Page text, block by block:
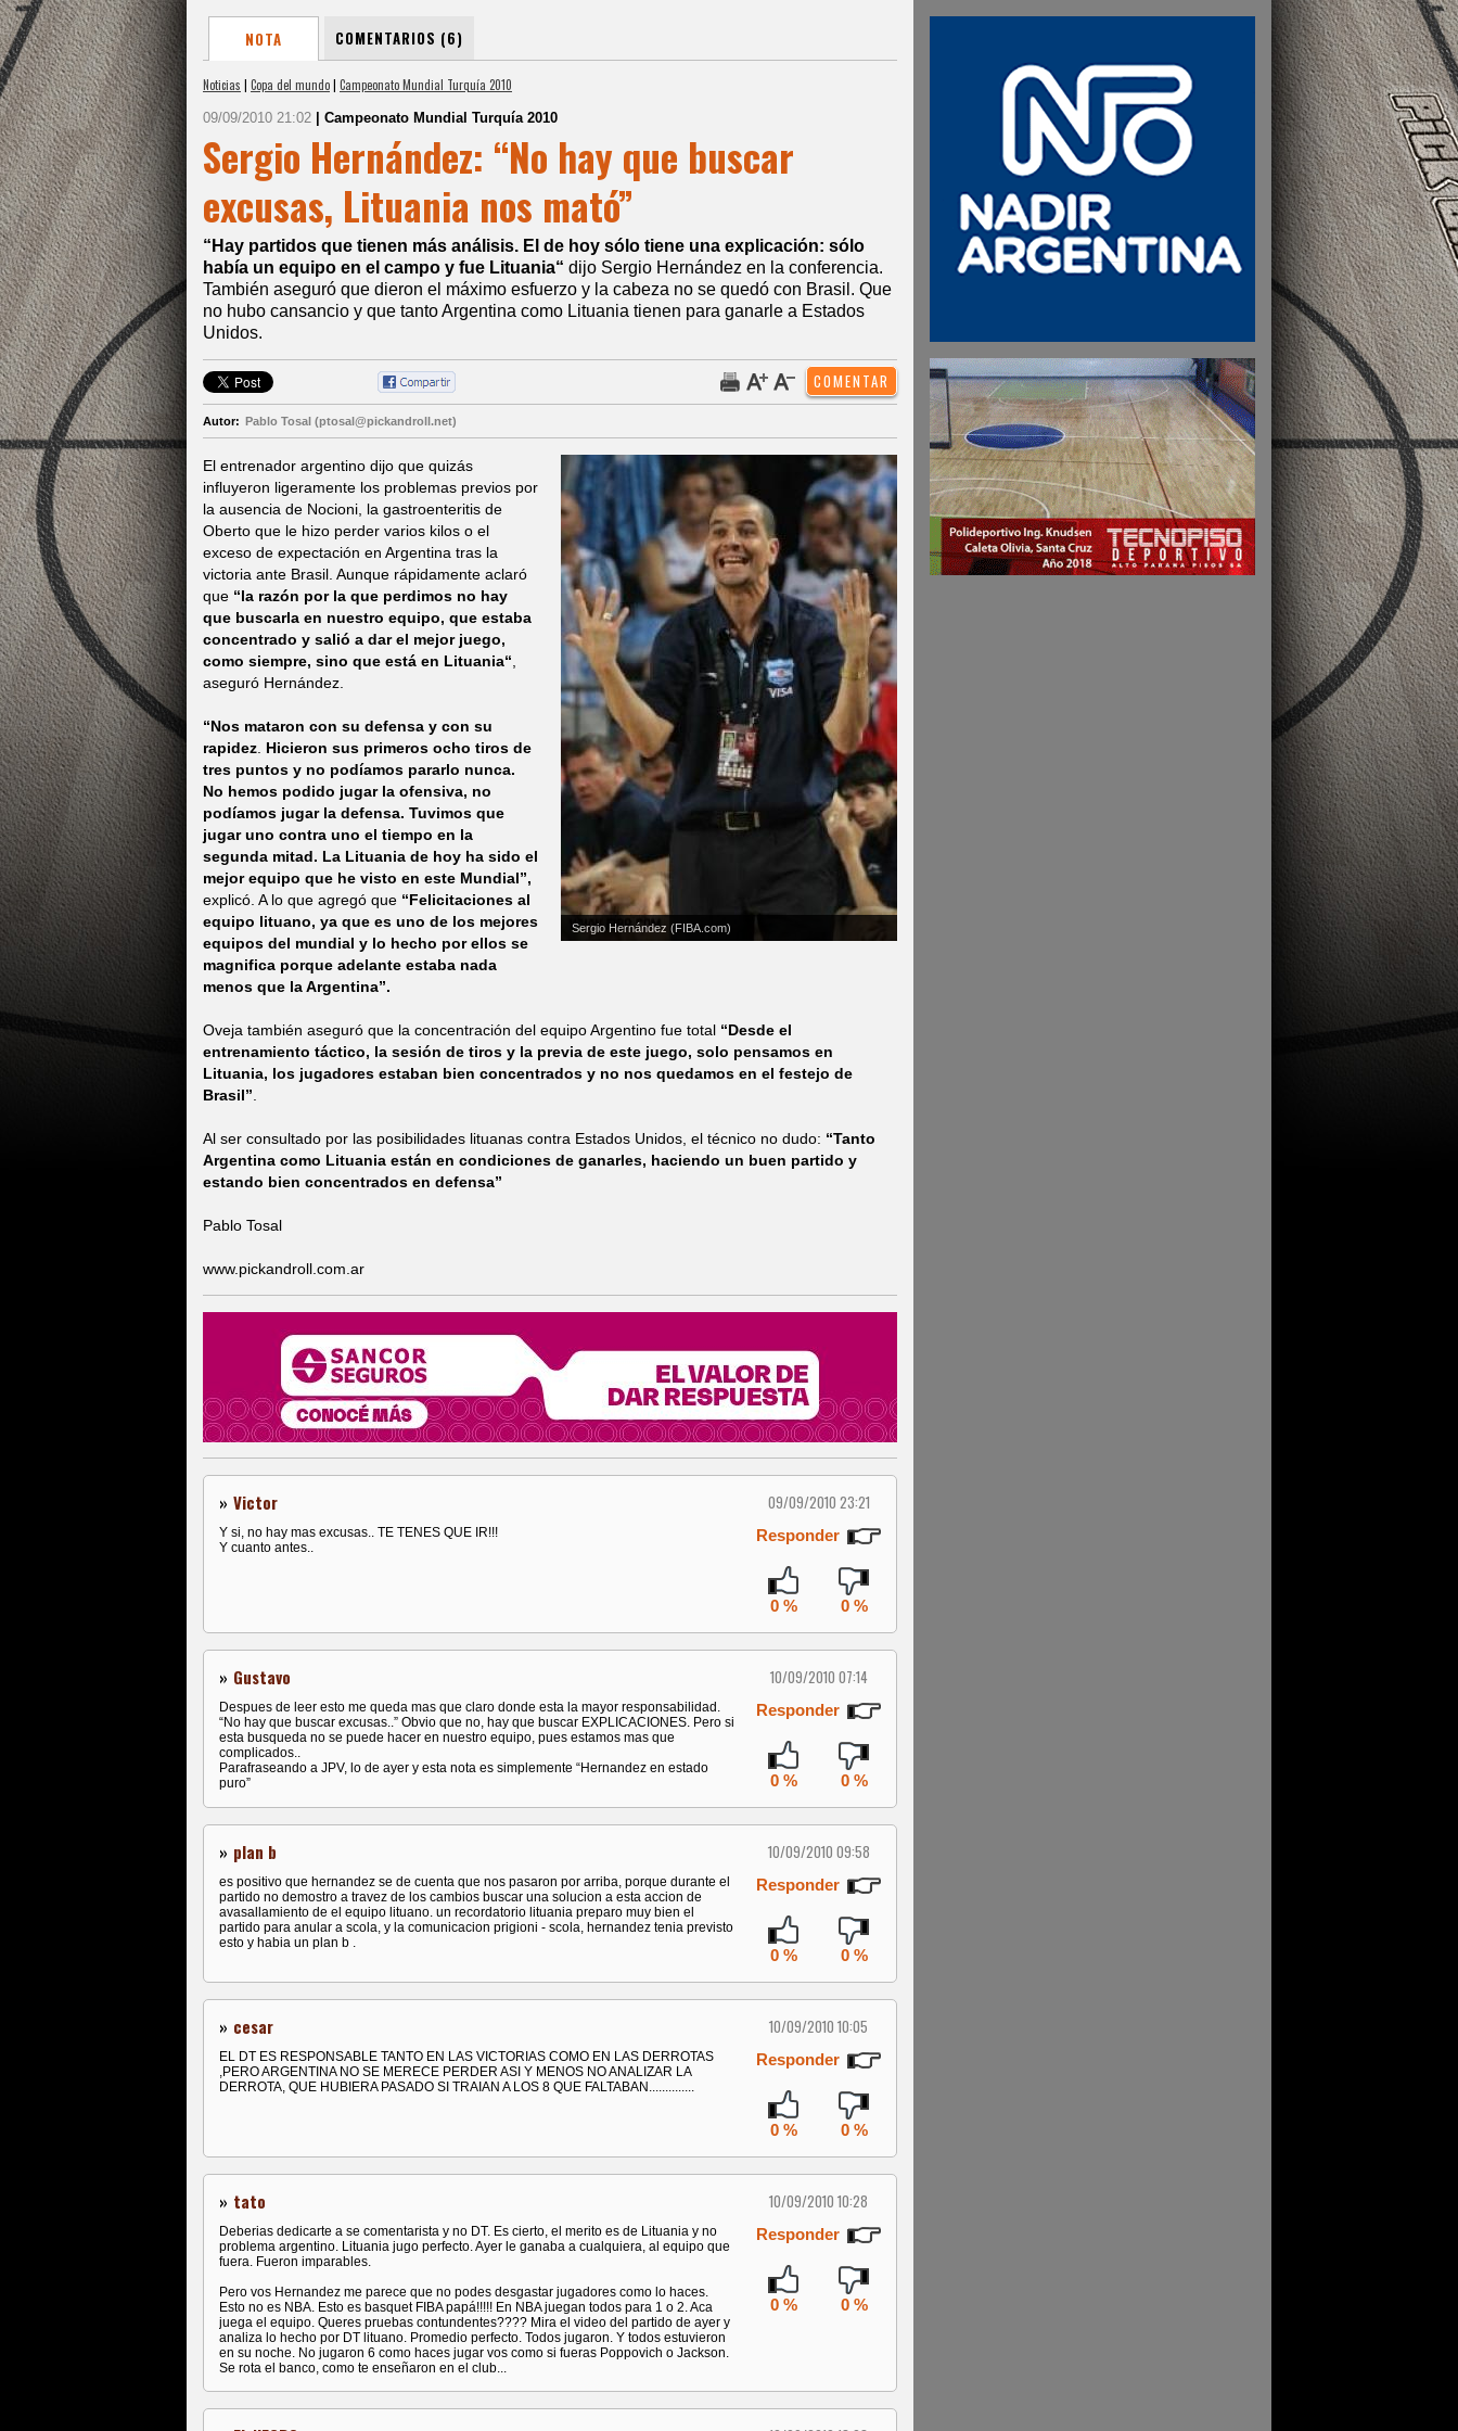
NOTA COMENTARIOS (6)
Noticias | Copa del mundo| Campeonato Mundial Turquía 2010
09/09/2010 21:02 | Campeonato Mundial Turquía 2010
Sergio Hernández: “No hay que buscar
excusas, Lituania nos mató”
“Hay partidos que tienen más análisis. El de hoy sólo tiene una explicación: sólo
había un equipo en el campo y fue Lituania“ dijo Sergio Hernández en la conferencia.
También aseguró que dieron el máximo esfuerzo y la cabeza no se quedó con Brasil. Que
no hubo cansancio y que tanto Argentina como Lituania tienen para ganarle a Estados
Unidos.
Autor: Pablo Tosal (ptosal@pickandroll.net)
Sergio Hernández (FIBA.com)
El entrenador argentino dijo que quizás
influyeron ligeramente los problemas previos por
la ausencia de Nocioni, la gastroenteritis de
Oberto que le hizo perder varios kilos o el
exceso de expectación en Argentina tras la
victoria ante Brasil. Aunque rápidamente aclaró
que “la razón por la que perdimos no hay
que buscarla en nuestro equipo, que estaba
concentrado y salió a dar el mejor juego,
como siempre, sino que está en Lituania“
aseguró Hernández.
“Nos mataron con su defensa y con su
rapidez Hicieron sus primeros ocho tiros de
tres puntos y no podíamos pararlo nunca.
No hemos podido jugar la ofensiva, no
podíamos jugar la defensa. Tuvimos que
jugar uno contra uno el tiempo en la
segunda mitad. La Lituania de hoy ha sido el
mejor equipo que he visto en este Mundial”,
explicó. A lo que agregó que “Felicitaciones al
equipo lituano, ya que es uno de los mejores
equipos del mundial y lo hecho por ellos se
magnifica porque adelante estaba nada
menos que la Argentina”.
Oveja también aseguró que la concentración del equipo Argentino fue total “Desde el
entrenamiento táctico, la sesión de tiros y la previa de este juego, solo pensamos en
Lituania, los jugadores estaban bien concentrados y no nos quedamos en el festejo de
Brasil”
Al ser consultado por las posibilidades lituanas contra Estados Unidos, el técnico no dudo: “Tanto
Argentina como Lituania están en condiciones de ganarles, haciendo un buen partido y
estando bien concentrados en defensa”
Pablo Tosal
www.pickandroll.com.ar
» Victor 09/09/2010 23:21
Y si, no hay mas excusas.. TE TENES QUE IR!!!
Y cuanto antes..
Responder
0 % 0 %
» Gustavo 10/09/2010 07:14
Despues de leer esto me queda mas que claro donde esta la mayor responsabilidad.
“No hay que buscar excusas..” Obvio que no, hay que buscar EXPLICACIONES. Pero si
esta busqueda no se puede hacer en nuestro equipo, pues estamos mas que
complicados..
Parafraseando a JPV, lo de ayer y esta nota es simplemente “Hernandez en estado
puro”
Responder
0 % 0 %
» plan b 10/09/2010 09:58
es positivo que hernandez se de cuenta que nos pasaron por arriba, porque durante el
partido no demostro a travez de los cambios buscar una solucion a esta accion de
avasallamiento de el equipo lituano. un recordatorio lituania preparo muy bien el
partido para anular a scola, y la comunicacion prigioni - scola, hernandez tenia previsto
esto y habia un plan b .
Responder
0 % 0 %
» cesar 10/09/2010 10:05
EL DT ES RESPONSABLE TANTO EN LAS VICTORIAS COMO EN LAS DERROTAS
,PERO ARGENTINA NO SE MERECE PERDER ASI Y MENOS NO ANALIZAR LA
DERROTA, QUE HUBIERA PASADO SI TRAIAN A LOS 8 QUE FALTABAN..............
Responder
0 % 0 %
» tato 10/09/2010 10:28
Deberias dedicarte a se comentarista y no DT. Es cierto, el merito es de Lituania y no
problema argentino. Lituania jugo perfecto. Ayer le ganaba a cualquiera, al equipo que
fuera. Fueron imparables.
Pero vos Hernandez me parece que no podes desgastar jugadores como lo haces.
Esto no es NBA. Esto es basquet FIBA papá!!!!! En NBA juegan todos para 1 o 2. Aca
juega el equipo. Queres pruebas contundentes???? Mira el video del partido de ayer y
analiza lo hecho por DT lituano. Promedio perfecto. Todos jugaron. Y todos estuvieron
en su noche. No jugaron 6 como haces jugar vos como si fueras Poppovich o Jackson.
Se rota el banco, como te enseñaron en el club...
Responder
0 % 0 %